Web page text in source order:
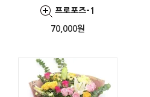
프로포즈-1
70,000원